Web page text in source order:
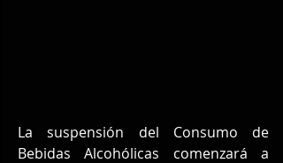
La suspensión del Consumo de
Bebidas Alcohólicas comenzará a